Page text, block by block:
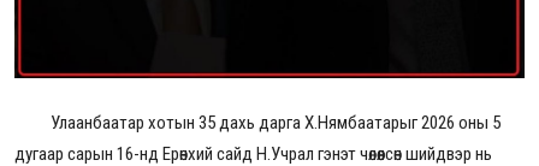
Улаанбаатар хотын 35 дахь дарга Х.Нямбаатарыг 2026 оны 5
дугаар сарын 16-нд Ерөнхий сайд Н.Учрал гэнэт чөлөөлсөн шийдвэр нь